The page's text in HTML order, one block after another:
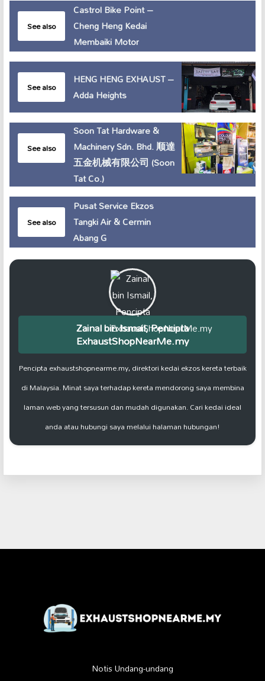
See also
Castrol Bike Point –
Cheng Heng Kedai
Membaiki Motor
See also
HENG HENG EXHAUST –
Adda Heights
See also
Soon Tat Hardware &
Machinery Sdn. Bhd. 顺達
五金机械有限公司 (Soon
Tat Co.)
See also
Pusat Service Ekzos
Tangki Air & Cermin
Abang G
Zainal bin Ismail, Pencipta
ExhaustShopNearMe.my
Pencipta exhaustshopnearme.my, direktori kedai ekzos kereta terbaik
di Malaysia. Minat saya terhadap kereta mendorong saya membina
laman web yang tersusun dan mudah digunakan. Cari kedai ideal
anda atau hubungi saya melalui halaman hubungan!
Notis Undang-undang